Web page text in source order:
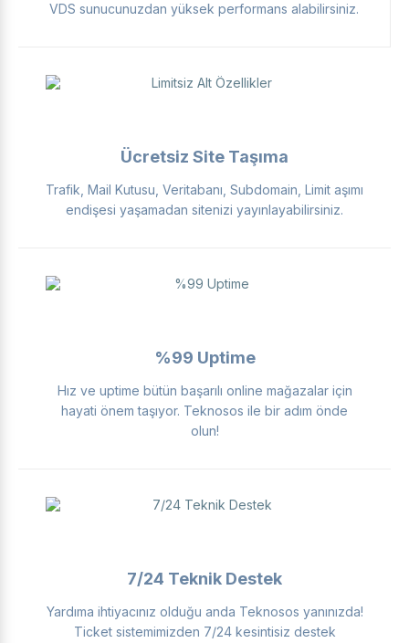
VDS sunucunuzdan yüksek performans alabilirsiniz.
Ücretsiz Site Taşıma
Trafik, Mail Kutusu, Veritabanı, Subdomain, Limit aşımı
endişesi yaşamadan sitenizi yayınlayabilirsiniz.
%99 Uptime
Hız ve uptime bütün başarılı online mağazalar için
hayati önem taşıyor. Teknosos ile bir adım önde
olun!
7/24 Teknik Destek
Yardıma ihtiyacınız olduğu anda Teknosos yanınızda!
Ticket sistemimizden 7/24 kesintisiz destek